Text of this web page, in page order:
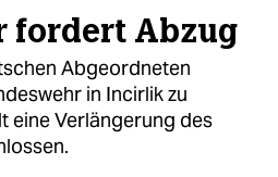
fordert Abzug
Abgeordneten
in Incirlik zu
eine Verlängerung des